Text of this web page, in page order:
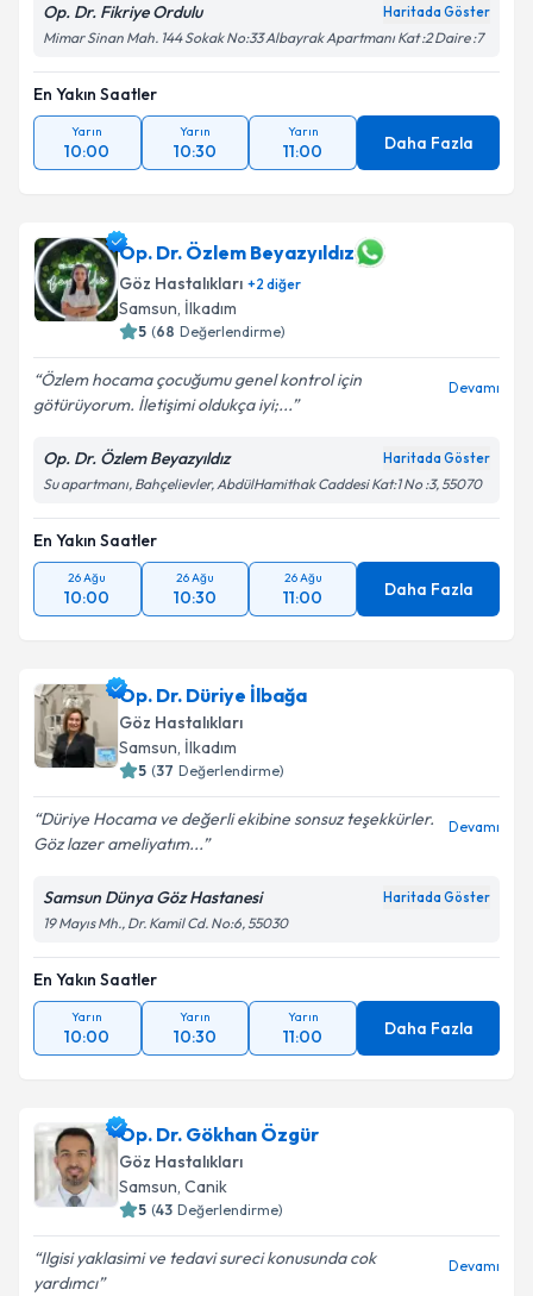
Op. Dr. Fikriye Ordulu Haritada Göster
Mimar Sinan Mah. 144 Sokak No:33 Albayrak Apartmanı Kat :2 Daire :7
En Yakın Saatler
Yarın
10:00
Yarın
10:30
Yarın
11:00 Daha Fazla
Op. Dr. Özlem Beyazyıldız
Göz Hastalıkları +2 diğer
Samsun, İlkadım
5 (68 Değerlendirme)
Özlem hocama çocuğumu genel kontrol için
götürüyorum. İletişimi oldukça iyi;...
Devamı
Op. Dr. Özlem Beyazyıldız Haritada Göster
Su apartmanı, Bahçelievler, AbdülHamithak Caddesi Kat:1 No :3, 55070
En Yakın Saatler
26 Ağu
10:00
26 Ağu
10:30
26 Ağu
11:00 Daha Fazla
Op. Dr. Düriye İlbağa
Göz Hastalıkları
Samsun, İlkadım
5 (37 Değerlendirme)
Düriye Hocama ve değerli ekibine sonsuz teşekkürler.
Göz lazer ameliyatım...
Devamı
Samsun Dünya Göz Hastanesi Haritada Göster
19 Mayıs Mh., Dr. Kamil Cd. No:6, 55030
En Yakın Saatler
Yarın
10:00
Yarın
10:30
Yarın
11:00 Daha Fazla
Op. Dr. Gökhan Özgür
Göz Hastalıkları
Samsun, Canik
5 (43 Değerlendirme)
Ilgisi yaklasimi ve tedavi sureci konusunda cok
yardımcı
Devamı